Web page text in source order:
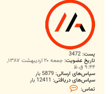
پست: 3472
تاریخ عضویت: جمعه ۲۰ اردیبهشت ۱۳۸۷,
۹:۴۴ ق.ظ
سپاس‌های ارسالی: 5879 بار
سپاس‌های دریافتی: 12411 بار
تماس:
ت